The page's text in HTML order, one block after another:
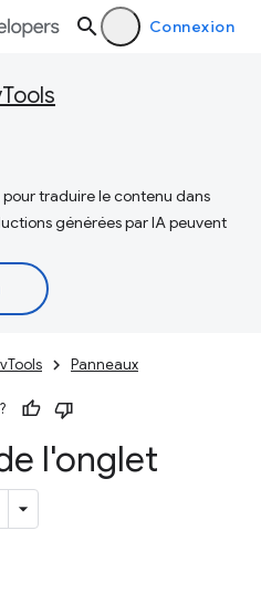
Connexion
traduire le contenu dans
générées par IA peuvent
Panneaux
l'onglet